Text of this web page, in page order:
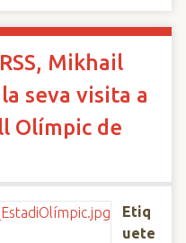
Mikhail
seva visita a
Olímpic de
Etiq
uete